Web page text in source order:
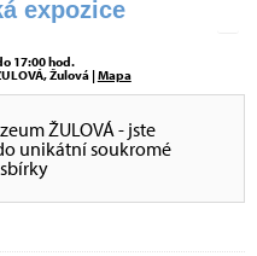
expozice
17:00 hod.
Žulová |Mapa
ŽULOVÁ - jste
unikátní soukromé